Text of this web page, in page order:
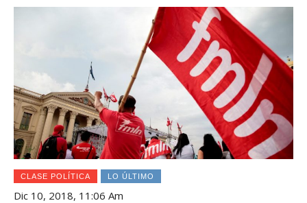
CLASE POLÍTICA LO ÚLTIMO
Dic 10, 2018, 11:06 Am